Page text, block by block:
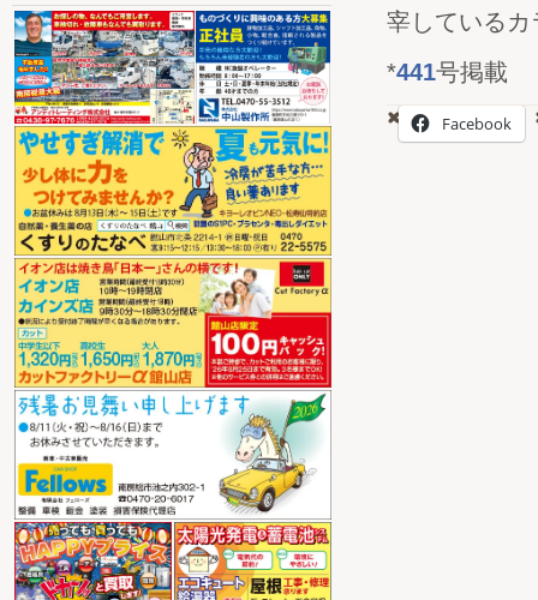
宰している
*441号掲載
Facebook